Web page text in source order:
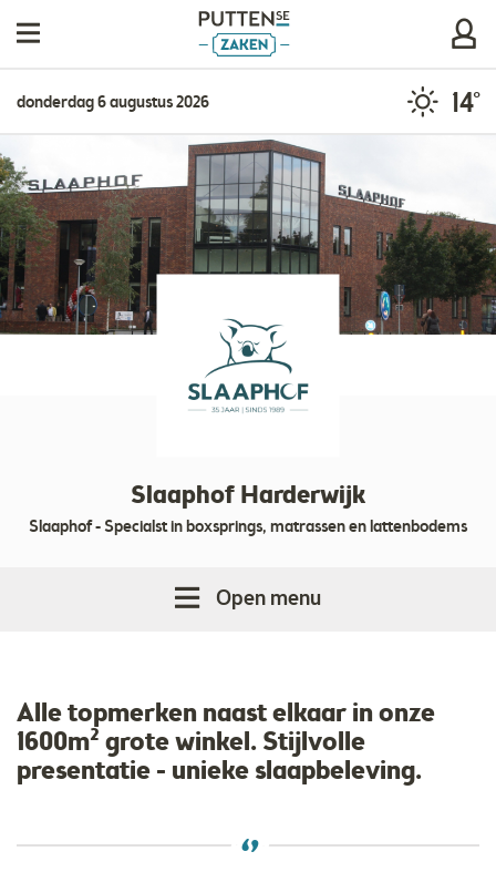
donderdag 6 augustus 2026 14°
Slaaphof Harderwijk
Slaaphof - Specialst in boxsprings, matrassen en lattenbodems
Open menu
Alle topmerken naast elkaar in onze
1600m² grote winkel. Stijlvolle
presentatie - unieke slaapbeleving.